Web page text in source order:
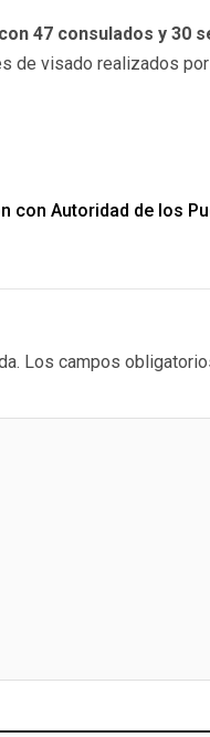
47 consulados y 30
de visado realizados
con Autoridad de los
Los campos